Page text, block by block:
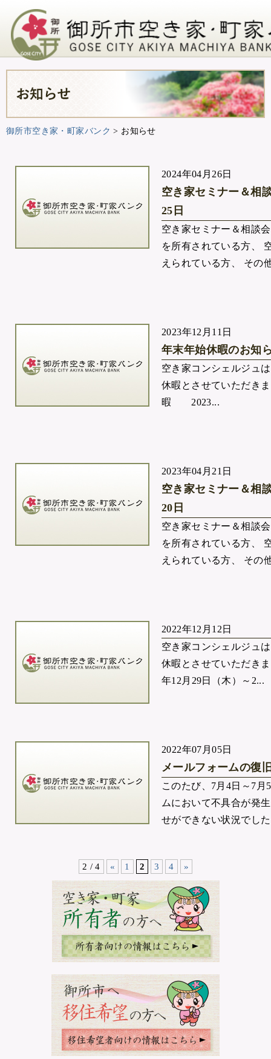
御所市空き家・町家バンク > お知らせ
2024年04月26日
空き家セミナー＆相
25日
空き家セミナー＆相談
を所有されている方、
えられている方、 その
2023年12月11日
年末年始休暇のお知
空き家コンシェルジュ
休暇とさせていただき
暇 2023...
2023年04月21日
空き家セミナー＆相
20日
空き家セミナー＆相談
を所有されている方、
えられている方、 その
2022年12月12日
空き家コンシェルジュ
休暇とさせていただき
年12月29日（木）～2...
2022年07月05日
メールフォームの復
このたび、7月4日～7
ムにおいて不具合が発
せができない状況でし
2 / 4 « 1 2 3 4 »